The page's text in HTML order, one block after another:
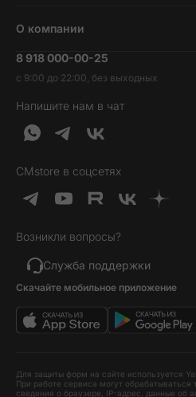
Наушники и колонки
Гаджеты
Услуги и софт
Идеи подарков
Товары дня
Выгодные комплекты
Хиты продаж
Уценка
Трейд-ин
Гарантия и возврат
Доставка и оплата
Кредит и рассрочка
О компании
Вакансии
Контакты
Обратная связь
О нас
8 918 000-00-25
с 9:00 до 22:00, без выходных
Напишите нам в чат
CMstore в соцсетях
Возникли вопросы?
Служба поддержки
Скачайте мобильное приложение
Для защиты форм на сайте используется
При работе сервиса могут обрабатываться
сведения о браузере, IP-адрес, данные об